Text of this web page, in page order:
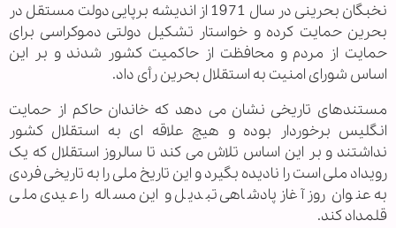
نخبگان بحرینی در سال 1971 از اندیشه برپایی دولت مستقل در
بحرین حمایت کرده و خواستار تشکیل دولتی دموکراسی برای
حمایت از مردم و محافظت از حاکمیت کشور شدند و بر این
اساس شورای امنیت به استقلال بحرین رأی داد.
مستندهای تاریخی نشان می دهد که خاندان حاکم از حمایت
انگلیس برخوردار بوده و هیچ علاقه ای به استقلال کشور
نداشتند و بر این اساس تلاش می کند تا سالروز استقلال که یک
رویداد ملی است را نادیده بگیرد و این تاریخ ملی را به تاریخی فردی
به عنوان روز آغاز پادشاهی تبدیل و این مساله را عیدی ملی
قلمداد کند.